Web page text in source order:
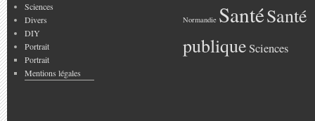
Sciences
Divers
DIY
Portrait
Portrait
Mentions légales
Normandie SantéSanté
publiqueSciences